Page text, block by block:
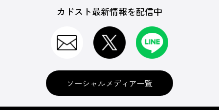
カドスト最新情報を配信中
ソーシャルメディア一覧